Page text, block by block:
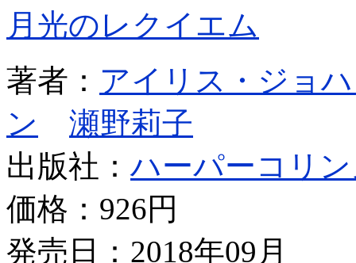
月光のレクイエム
著者： アイリス・ジョ
ン
瀬野莉子
出版社：ハーパーコリ
価格： 926円
発売日：2018年09月